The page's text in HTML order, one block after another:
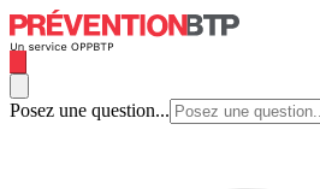
Posez une question...